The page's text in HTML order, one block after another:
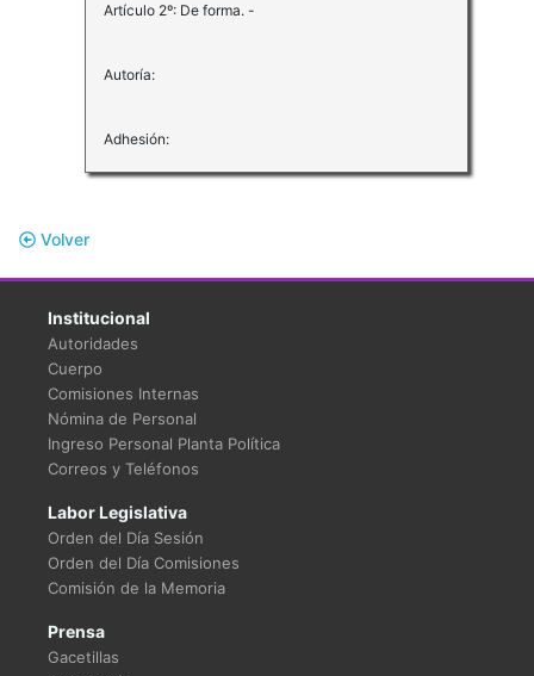
Artículo 2º: De forma. -
Autoría:
Adhesión:
Volver
Institucional
Autoridades
Cuerpo
Comisiones Internas
Nómina de Personal
Ingreso Personal Planta Política
Correos y Teléfonos
Labor Legislativa
Orden del Día Sesión
Orden del Día Comisiones
Comisión de la Memoria
Prensa
Gacetillas